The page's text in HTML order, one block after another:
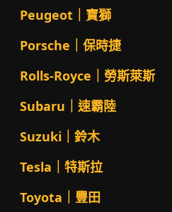
Peugeot｜寶獅
Porsche｜保時捷
Rolls-Royce｜勞斯萊斯
Subaru｜速霸陸
Suzuki｜鈴木
Tesla｜特斯拉
Toyota｜豐田